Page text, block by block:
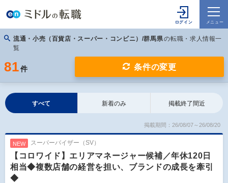
流通・小売（百貨店・スーパー・コンビニ）/群馬県の転職・求人情報一
覧
81 件 条件の変更
すべて 新着のみ 掲載終了間近
掲載期間：26/08/07～26/08/20
NEW スーパーバイザー（SV）
【コロワイド】エリアマネージャー候補／年休120日
相当◆複数店舗の経営を担い、ブランドの成長を牽引
◆